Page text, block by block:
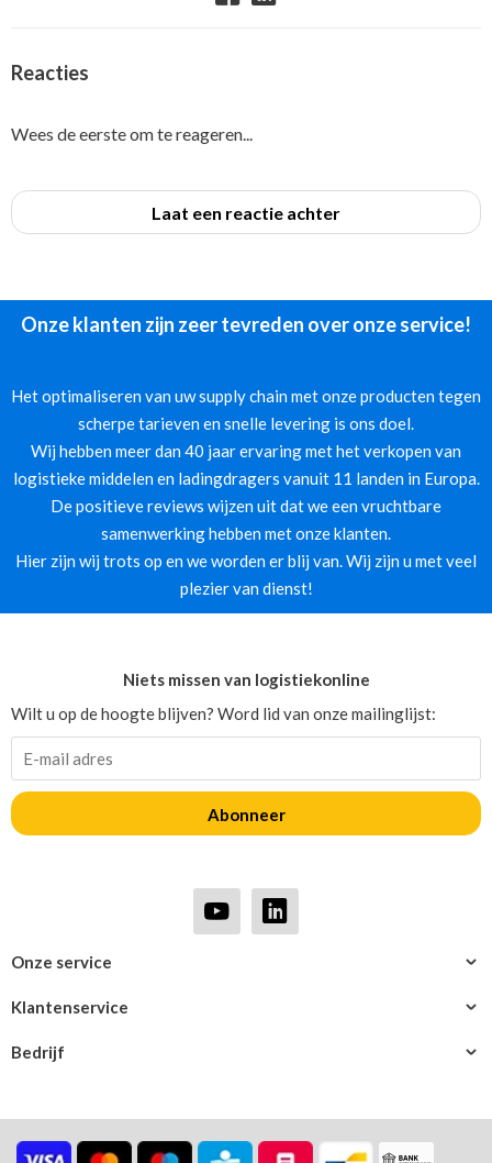
Reacties
Wees de eerste om te reageren...
Laat een reactie achter
Onze klanten zijn zeer tevreden over onze service!
Het optimaliseren van uw supply chain met onze producten tegen
scherpe tarieven en snelle levering is ons doel.
Wij hebben meer dan 40 jaar ervaring met het verkopen van
logistieke middelen en ladingdragers vanuit 11 landen in Europa.
De positieve reviews wijzen uit dat we een vruchtbare
samenwerking hebben met onze klanten.
Hier zijn wij trots op en we worden er blij van. Wij zijn u met veel
plezier van dienst!
Bedrijf
Klantenservice
Onze service
Niets missen van logistiekonline
Wilt u op de hoogte blijven? Word lid van onze mailinglijst:
Abonneer